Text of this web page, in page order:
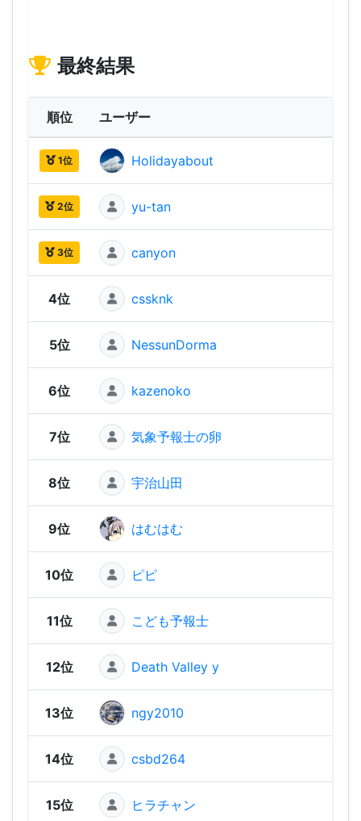
最終結果
順位 ユーザー
1位 Holidayabout
2位 yu-tan
3位 canyon
4位 cssknk
5位 NessunDorma
6位 kazenoko
7位 気象予報士の卵
8位 宇治山田
9位 はむはむ
10位 ピピ
11位 こども予報士
12位 Death Valley y
13位 ngy2010
14位 csbd264
15位 ヒラチャン